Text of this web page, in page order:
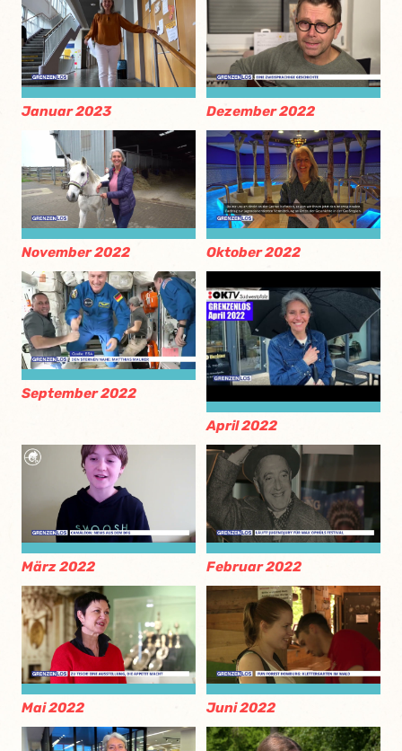
Januar 2023 Dezember 2022
November 2022 Oktober 2022
September 2022
April 2022
März 2022 Februar 2022
Mai 2022 Juni 2022